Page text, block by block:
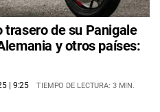
trasero de su Panigale
y otros países:
| 9:25 TIEMPO DE LECTURA: 3 MIN.